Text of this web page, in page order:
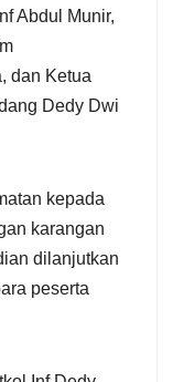
Abdul Munir,
dan Ketua
Dedy Dwi
kepada
karangan
dilanjutkan
peserta